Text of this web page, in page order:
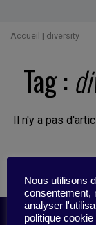
Accueil | diversity
Tag :
Il n'y a pas
Nous utilisons
consentement,
analyser
politique